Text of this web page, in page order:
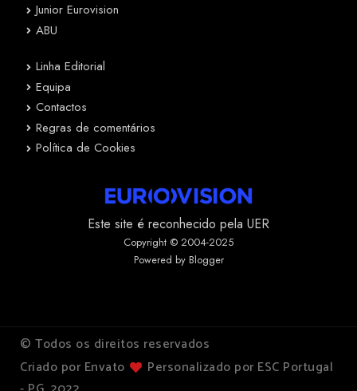
Junior Eurovision
ABU
Linha Editorial
Equipa
Contactos
Regras de comentários
Política de Cookies
Este site é reconhecido pela UER
Copyright © 2004-2025
Powered by Blogger
© Todos os direitos reservados
Criado por Envato
Personalizado por ESC Portugal